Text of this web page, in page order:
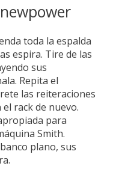
toda la espalda
espira. Tire de las
sus
Repita el
las reiteraciones
rack de nuevo.
para
Smith.
plano, sus